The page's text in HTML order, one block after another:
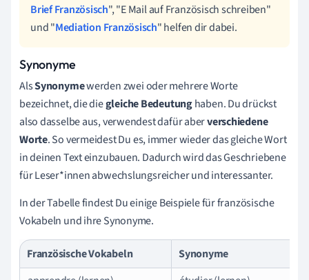
Brief Französisch", "E Mail auf Französisch schreiben"
und "Mediation Französisch" helfen dir dabei.
Synonyme
AlsSynonymewerden zwei oder mehrere Worte
bezeichnet, die diegleiche Bedeutunghaben. Du drückst
also dasselbe aus, verwendest dafür aberverschiedene
Worte. So vermeidest Du es, immer wieder das gleiche Wort
in deinen Text einzubauen. Dadurch wird das Geschriebene
für Leser*innen abwechslungsreicher und interessanter.
In der Tabelle findest Du einige Beispiele für französische
Vokabeln und ihre Synonyme.
Französische Vokabeln
Synonyme